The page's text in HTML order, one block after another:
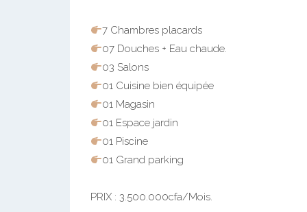
7 Chambres placards
07 Douches + Eau chaude.
03 Salons
01 Cuisine bien équipée
01 Magasin
01 Espace jardin
01 Piscine
01 Grand parking
PRIX : 3.500.000cfa/Mois.